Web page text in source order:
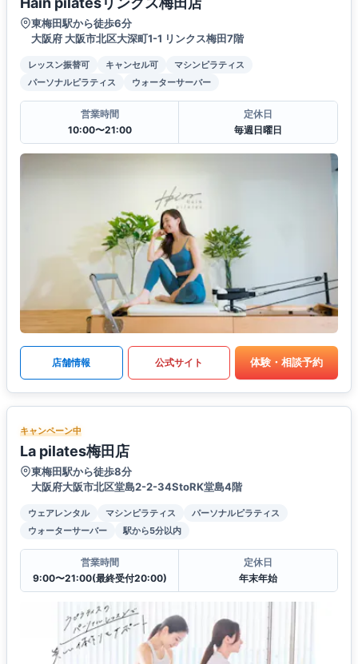
東梅田駅から徒歩6分
大阪府 大阪市北区大深町1-1 リンクス梅田7階
レッスン振替可 キャンセル可
マシンピラティス
パーソナルピラティス
ウォーターサーバー
営業時間
10:00〜21:00
定休日
毎週日曜日
店舗情報 公式サイト 体験・相談予約
キャンペーン中
La pilates梅田店
東梅田駅から徒歩8分
大阪府大阪市北区堂島2-2-34StoRK堂島4階
ウェアレンタル マシンピラティス
パーソナルピラティス
ウォーターサーバー
駅から5分以内
営業時間
9:00〜21:00(最終受付20:00)
定休日
年末年始